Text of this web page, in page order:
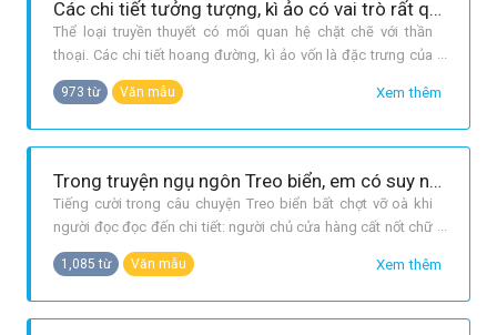
Các chi tiết tưởng tượng, kì ảo có vai trò rất quan trọng trong các truyện thuyết. Em hãy làm rõ điều đó qua tác phẩm Con Rồng, cháu Tiên. trong các truyện thuyết. Em hãy làm rõ điều đó qua tác phẩm Con Rồng, cháu Tiên.
Thể loại truyền thuyết có mối quan hệ chặt chẽ với thần
thoại. Các chi tiết hoang đường, kì ảo vốn là đặc trưng của
thần thoại cũng thường xuyên được sử dụng trong truyền
thuyết làm chức năng huyền ảo hoá các nhân vật, sự kiện;
thể hiện sự tôn sùng, ngưỡng mộ của nhân dân đối với các
nhân vật đã đi
Xem thêm
973 từ Văn mẫu
Trong truyện ngụ ngôn Treo biển, em có suy nghĩ gì về lời góp ý của những người qua đường? Em rút ra bài học gì từ câu chuyện này?
Tiếng cười trong câu chuyện Treo biển bất chợt vỡ oà khi
người đọc đọc đến chi tiết: người chủ cửa hàng cất nốt chữ
Cá. Vậy thực chất những lời góp ý về nội dung tấm biển là
gì? Trước hết, ta cần thấy rằng, nội dung tấm biển nhà hàng
đã treo ban đầu ở đây có bán cá tươi bao gồm bốn yếu tố
cơ bản: ở
Xem thêm
1,085 từ Văn mẫu